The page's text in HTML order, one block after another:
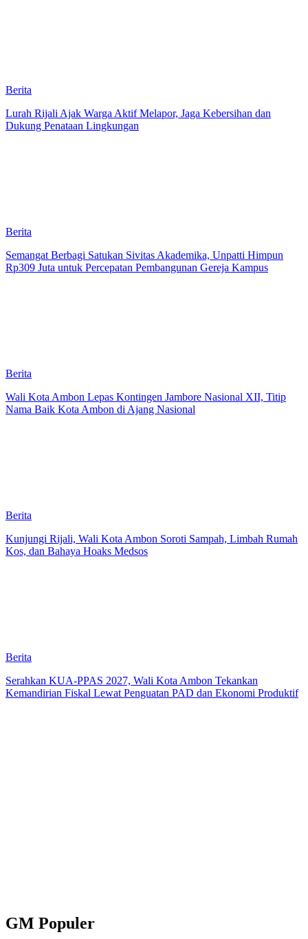
Berita
Lurah Rijali Ajak Warga Aktif Melapor, Jaga Kebersihan dan
Dukung Penataan Lingkungan
Berita
Semangat Berbagi Satukan Sivitas Akademika, Unpatti Himpun
Rp309 Juta untuk Percepatan Pembangunan Gereja Kampus
Berita
Wali Kota Ambon Lepas Kontingen Jambore Nasional XII, Titip
Nama Baik Kota Ambon di Ajang Nasional
Berita
Kunjungi Rijali, Wali Kota Ambon Soroti Sampah, Limbah Rumah
Kos, dan Bahaya Hoaks Medsos
Berita
Serahkan KUA-PPAS 2027, Wali Kota Ambon Tekankan
Kemandirian Fiskal Lewat Penguatan PAD dan Ekonomi Produktif
GM Populer